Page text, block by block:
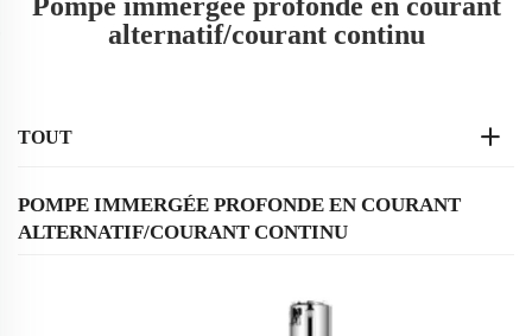
alternatif/courant continu
TOUT
POMPE IMMERGÉE PROFONDE EN COURANT
ALTERNATIF/COURANT CONTINU